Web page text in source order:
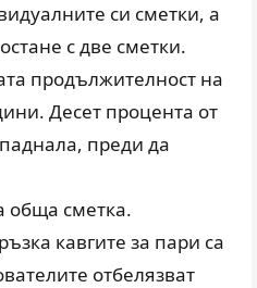
си сметки, а
с две сметки.
продължителност на
Десет процента от
преди да
обща сметка.
кавгите за пари са
отбелязват